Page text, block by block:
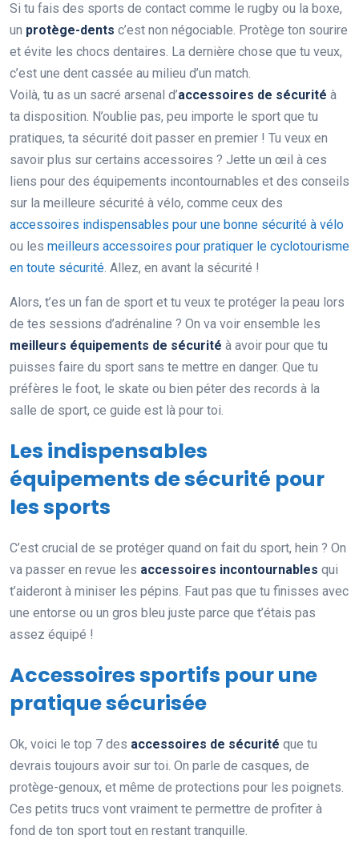
Si tu fais des sports de contact comme le rugby ou la boxe,
un protège-dents c’est non négociable. Protège ton sourire
et évite les chocs dentaires. La dernière chose que tu veux,
c’est une dent cassée au milieu d’un match.
Voilà, tu as un sacré arsenal d’accessoires de sécurité à
ta disposition. N’oublie pas, peu importe le sport que tu
pratiques, ta sécurité doit passer en premier ! Tu veux en
savoir plus sur certains accessoires ? Jette un œil à ces
liens pour des équipements incontournables et des conseils
sur la meilleure sécurité à vélo, comme ceux des
accessoires indispensables pour une bonne sécurité à vélo
ou les meilleurs accessoires pour pratiquer le cyclotourisme
en toute sécurité. Allez, en avant la sécurité !
Alors, t’es un fan de sport et tu veux te protéger la peau lors
de tes sessions d’adrénaline ? On va voir ensemble les
meilleurs équipements de sécurité à avoir pour que tu
puisses faire du sport sans te mettre en danger. Que tu
préfères le foot, le skate ou bien péter des records à la
salle de sport, ce guide est là pour toi.
Les indispensables
équipements de sécurité pour
les sports
C’est crucial de se protéger quand on fait du sport, hein ? On
va passer en revue les accessoires incontournables qui
t’aideront à miniser les pépins. Faut pas que tu finisses avec
une entorse ou un gros bleu juste parce que t’étais pas
assez équipé !
Accessoires sportifs pour une
pratique sécurisée
Ok, voici le top 7 des accessoires de sécurité que tu
devrais toujours avoir sur toi. On parle de casques, de
protège-genoux, et même de protections pour les poignets.
Ces petits trucs vont vraiment te permettre de profiter à
fond de ton sport tout en restant tranquille.